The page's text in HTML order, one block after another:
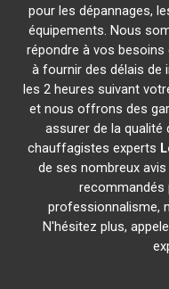
pour les dépannages,
équipements. Nous
répondre à vos besoins
à fournir des délais de
les 2 heures suivant
et nous offrons des
assurer de la qualité
chauffagistes experts
de ses nombreux
recommandés
professionnalisme,
N'hésitez plus,